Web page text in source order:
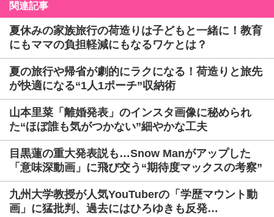
関連記事
夏休みの家族旅行の荷造りは子どもと一緒に！教育
にもママの負担軽減にもなるワケとは？
夏の旅行や帰省が劇的にラクになる！荷造りと旅先
が快適になる“1人1ポーチ”収納術
山本里菜「離婚発表」のインスタ画像に秘められ
た“ほぼ誰も気がつかない”細やかな工夫
目黒蓮の重大発表説も…Snow Manがアップした
「意味深動画」に飛び交う“期待度マックスの考察”
九州大学教授が人気YouTuberの「学歴マウント動
画」に猛批判、過去にはひろゆきも反発…